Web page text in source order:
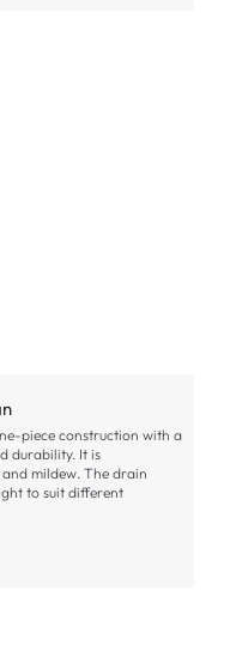
piece construction with a
durability. It is
mildew The drain
to suit different